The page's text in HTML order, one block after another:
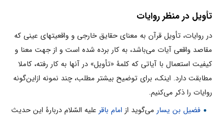
تأویل در منظر روایات
در روایات، تأویل قرآن به معناى حقایق خارجى و واقعیتهاى عینى که
مقاصد واقعى آیات مى‌باشد، به کار برده شده است و از جهت معنا و
کیفیت استعمال با آیاتى که کلمۀ «تأویل» در آنها به کار رفته، کاملا
مطابقت دارد. اینک، براى توضیح بیشتر مطلب، چند نمونه ازاین‌گونه
روایات را ذکر مى‌کنیم.
فضیل بن یسارمى‌گوید از امام باقرعلیه السّلام دربارۀ این حدیث